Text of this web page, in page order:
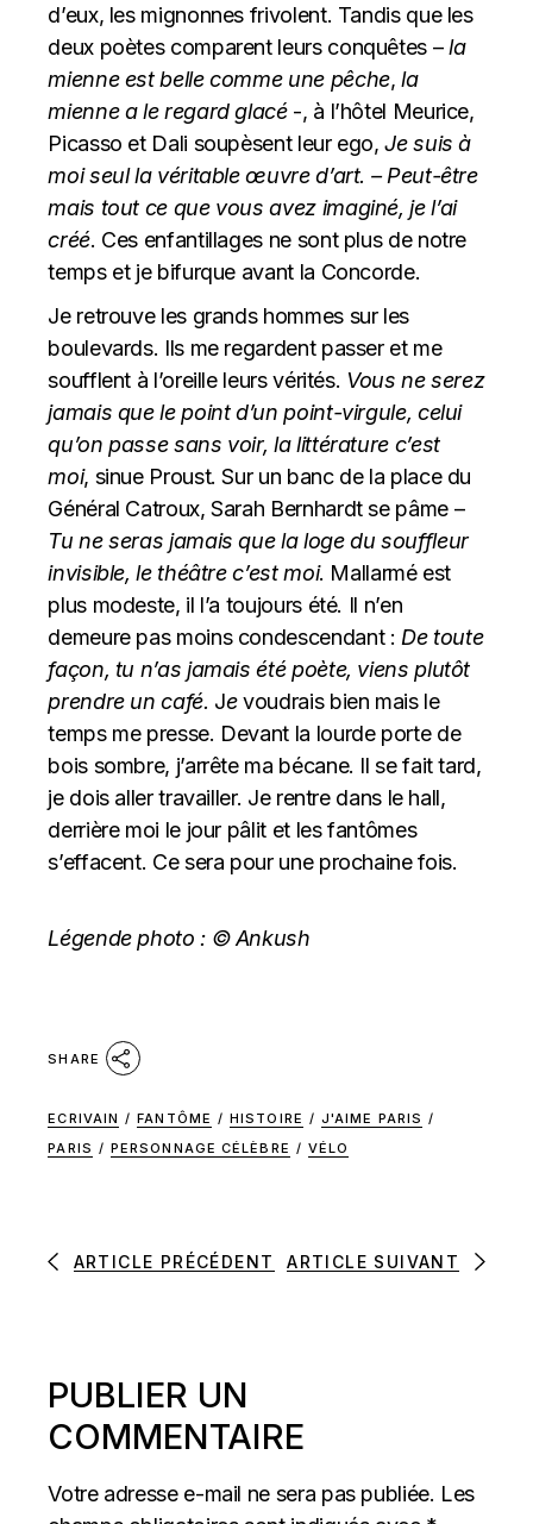
d’eux, les mignonnes frivolent. Tandis que les
deux poètes comparent leurs conquêtes –la
mienne est belle comme une pêche,la
mienne a le regard glacé-, à l’hôtel Meurice,
Picasso et Dali soupèsent leur ego,Je suis à
moi seul la véritable œuvre d’art. – Peut-être
mais tout ce que vous avez imaginé, je l’ai
créé. Ces enfantillages ne sont plus de notre
temps et je bifurque avant la Concorde.
Je retrouve les grands hommes sur les
boulevards. Ils me regardent passer et me
soufflent à l’oreille leurs vérités. Vous ne serez
jamais que le point d’un point-virgule, celui
qu’on passe sans voir, la littérature c’est
moi, sinue Proust. Sur un banc de la place du
Général Catroux, Sarah Bernhardt se pâme –
Tu ne seras jamais que la loge du souffleur
invisible, le théâtre c’est moi. Mallarmé est
plus modeste, il l’a toujours été. Il n’en
demeure pas moins condescendant : De toute
façon, tu n’as jamais été poète, viens plutôt
prendre un café. Jevoudrais bien mais le
temps me presse. Devant la lourde porte de
bois sombre, j’arrête ma bécane. Il se fait tard,
je dois aller travailler. Je rentre dans le hall,
derrière moi le jour pâlit et les fantômes
s’effacent. Ce sera pour une prochaine fois.
Légende photo : © Ankush
SHARE
ECRIVAIN / FANTÔME / HISTOIRE / J'AIME PARIS /
PARIS / PERSONNAGE CÉLÈBRE / VÉLO
ARTICLE PRÉCÉDENT ARTICLE SUIVANT
PUBLIER UN
COMMENTAIRE
Votre adresse e-mail ne sera pas publiée. Les